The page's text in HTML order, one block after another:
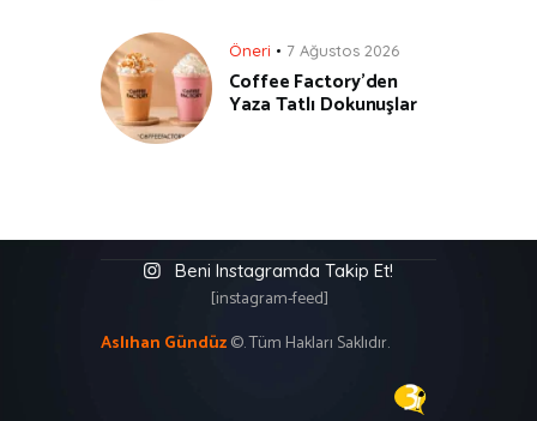
Öneri 7 Ağustos 2026
Coffee Factory’den
Yaza Tatlı Dokunuşlar
Beni Instagramda Takip Et!
[instagram-feed]
Aslıhan Gündüz©. Tüm Hakları Saklıdır.